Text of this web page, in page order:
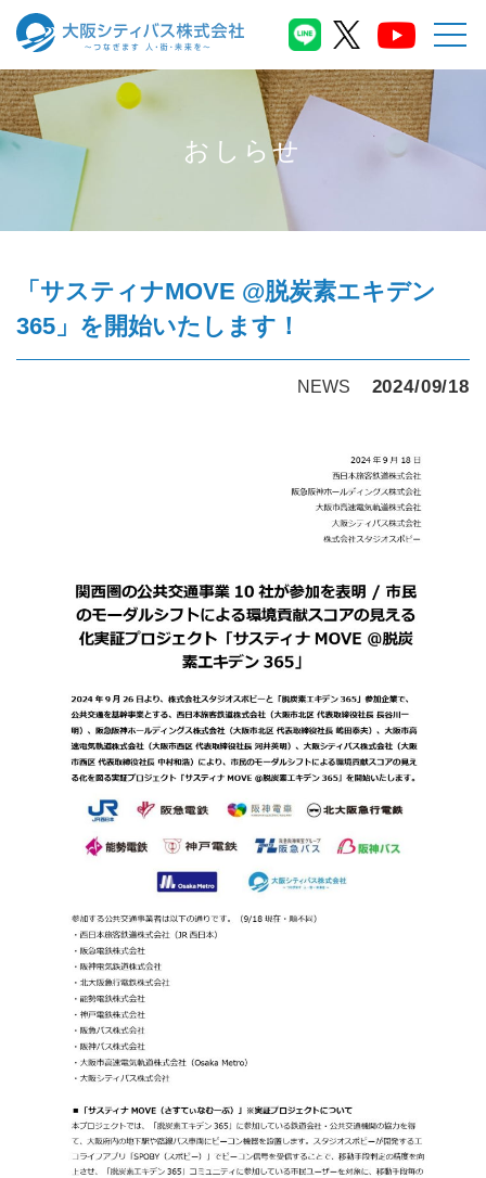
おしらせ
「サスティナMOVE @脱炭素エキデン
365」を開始いたします！
NEWS 2024/09/18